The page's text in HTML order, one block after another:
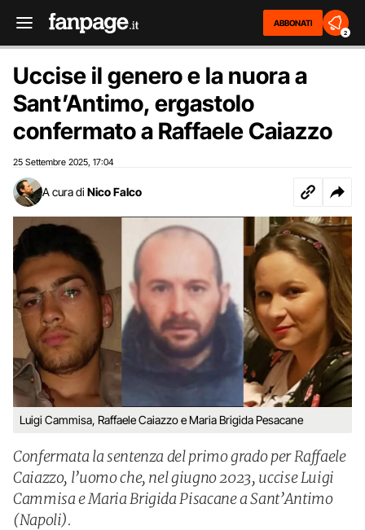
ABBONATI
2
Uccise il genero e la nuora a
Sant’Antimo, ergastolo
confermato a Raffaele Caiazzo
25 Settembre 2025 17:04
A cura di Nico Falco
Luigi Cammisa, Raffaele Caiazzo e Maria Brigida Pesacane
Confermata la sentenza del primo grado per Raffaele
Caiazzo, l’uomo che, nel giugno 2023, uccise Luigi
Cammisa e Maria Brigida Pisacane a Sant’Antimo
(Napoli).